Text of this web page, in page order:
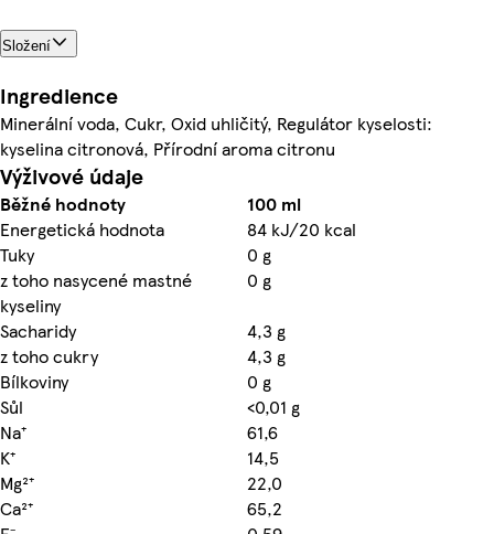
Složení
Ingredience
Minerální voda, Cukr, Oxid uhličitý, Regulátor kyselosti:
kyselina citronová, Přírodní aroma citronu
Výživové údaje
Běžné hodnoty
100 ml
Energetická hodnota
84 kJ/20 kcal
Tuky
0 g
z toho nasycené mastné
kyseliny
0 g
Sacharidy
4,3 g
z toho cukry
4,3 g
Bílkoviny
0 g
Sůl
<0,01 g
Na⁺
61,6
K⁺
14,5
Mg²⁺
22,0
Ca²⁺
65,2